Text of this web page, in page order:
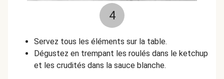
4
Servez tous les éléments sur la table.
Dégustez en trempant les roulés dans le ketchup
et les crudités dans la sauce blanche.